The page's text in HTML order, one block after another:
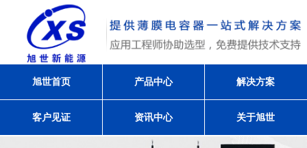
旭世首页 产品中心 解决方案
客户见证 资讯中心 关于旭世